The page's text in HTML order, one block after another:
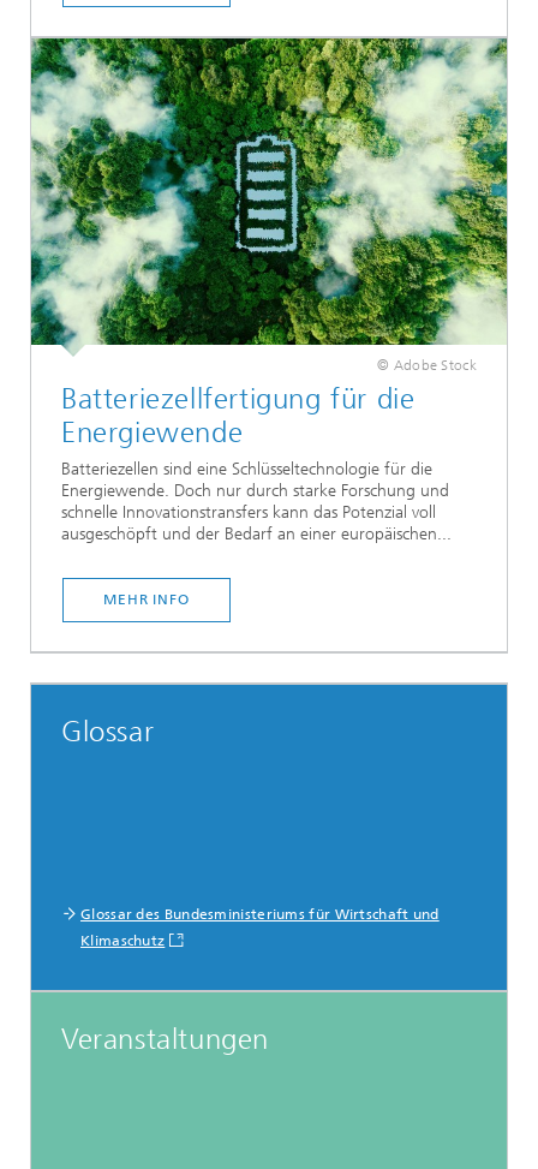
© Adobe Stock
Batteriezellfertigung für die
Energiewende
Batteriezellen sind eine Schlüsseltechnologie für die
Energiewende. Doch nur durch starke Forschung und
schnelle Innovationstransfers kann das Potenzial voll
ausgeschöpft und der Bedarf an einer europäischen...
MEHR INFO
Glossar
Glossar des Bundesministeriums für Wirtschaft und
Klimaschutz
Veranstaltungen